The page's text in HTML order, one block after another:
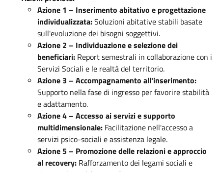
Azione 1 – Inserimento abitativo e progettazione
individualizzata:Soluzioni abitative stabili basate
sull'evoluzione dei bisogni soggettivi.
Azione 2 – Individuazione e selezione dei
beneficiari: Report semestrali in collaborazione con i
Servizi Sociali e le realtà del territorio.
Azione 3 – Accompagnamento all'inserimento:
Supporto nella fase di ingresso per favorire stabilità
e adattamento.
Azione 4 – Accesso ai servizi e supporto
multidimensionale: Facilitazione nell'accesso a
servizi psico-sociali e assistenza legale.
Azione 5 – Promozione delle relazioni e approccio
al recovery: Rafforzamento dei legami sociali e